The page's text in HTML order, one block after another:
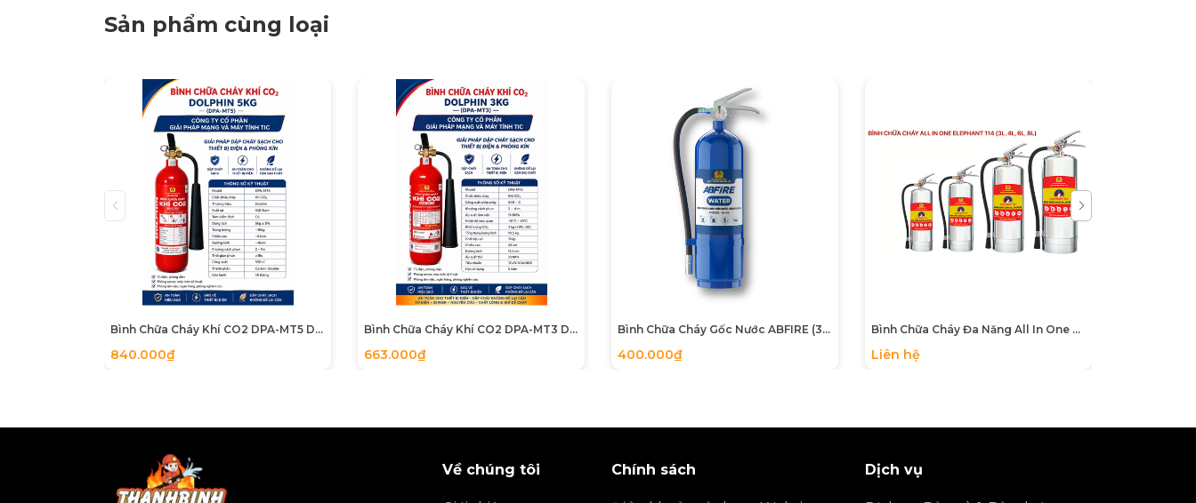
DEFIRE DF-ABC4 (F4):
Với thiết kế nhỏ gọn, trọng lượng tổng chỉ khoảng 6kg, đây là lựa chọn lý tưởng cho
cư, văn phòng nhỏ và xe hơi
. Phụ nữ và người cao tuổi cũng có thể dễ dàng thao tác khi có sự cố.
DEFIRE DF-ABC8 (F8): Có công suất chữa cháy mạnh hơn (4A, 144B), phù hợp cho các khu vực có nguy cơ cháy nổ cao hơn nhưnhà
kho, xưởng sản xuất, cửa hàng kinh doanh, hầm để xe hoặc các dãy hành lang tòa nhà
4. Hướng dẫn bảo quản và cam kết chất lượng
Để bình luôn trong trạng thái sẵn sàng chiến đấu, người dùng cần lưu ý:
Đặt bình ở nơi dễ thấy, dễ lấy, tránh ánh nắng trực tiếp (nhiệt độ làm việc từ 5 độ C đến 60 độ C.
Kiểm tra kim đồng hồ định kỳ (kim nằm ở vạch xanh là áp suất đạt chuẩn).
Chất lượng khẳng định:Đạt tiêu chuẩn mới nhất TCVN 7026:2025.
Nguồn gốc rõ ràng: Tự hào sản phẩm Made in Vietnam với tem kiểm định đầy đủ.
Sản phẩm cùng loại
Bình Chữa Cháy Khí CO2 DPA-MT5 DOLPHIN có tem kiểm định
840.000₫
Bình Chữa Cháy Khí CO2 DPA-MT3 DOLPHIN có tem kiểm định
663.000₫
Bình Chữa Cháy Gốc Nước ABFIRE (3L/6L) - Công Nghệ Sinh Học An Toàn
400.000₫
Bình Chữa Cháy Đa Năng All In One Elephant 114 – Khắc Tinh Của Mọi Đám Cháy (Kể Cả Pin Lithium)
Liên hệ
Về chúng tôi Chính sách Dịch vụ